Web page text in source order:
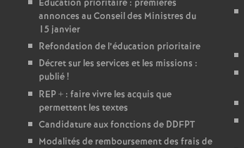
Education prioritaire : premières
annonces au Conseil des Ministres du
15 janvier
Refondation de l’éducation prioritaire
Décret sur les services et les missions :
publié!
REP + : faire vivre les acquis que
permettent les textes
Candidature aux fonctions de DDFPT
Modalités de remboursement des frais de